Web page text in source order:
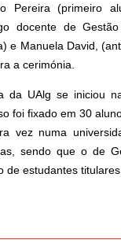
Pereira (primeiro
docente de
e Manuela David,
a cerimónia.
da UAlg se iniciou
foi fixado em 30
vez numa
sendo que o de
de estudantes